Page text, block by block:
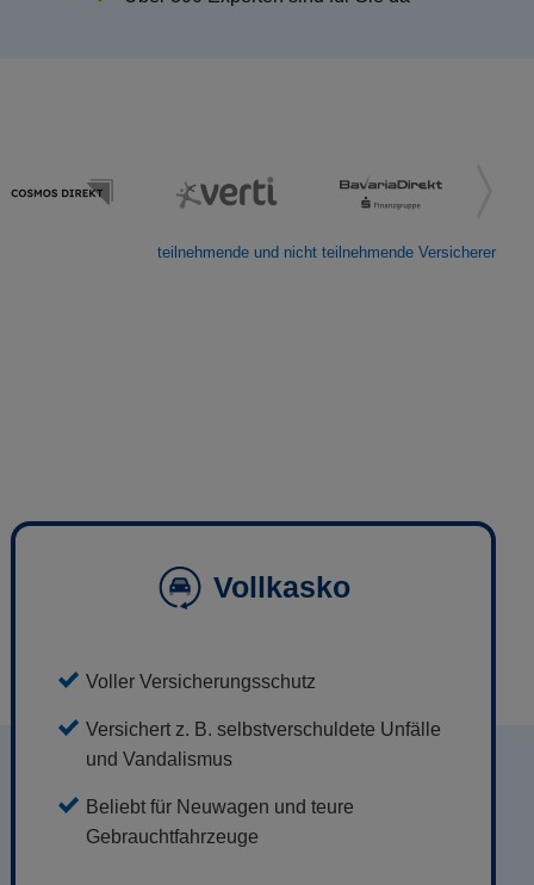
teilnehmende und nicht teilnehmende Versicherer
Vollkasko
Voller Versicherungsschutz
Versichert z. B. selbstverschuldete Unfälle
und Vandalismus
Beliebt für Neuwagen und teure
Gebrauchtfahrzeuge